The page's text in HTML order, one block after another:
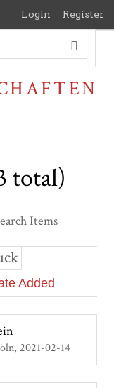
Login Register
total)
Items
Added
2021-02-14